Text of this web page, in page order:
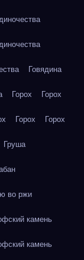
Говядина
Горох Горох
Горох Горох
Груша
во ржи
камень
камень